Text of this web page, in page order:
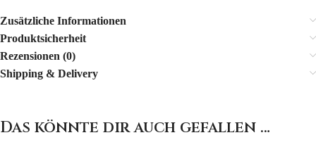
Zusätzliche Informationen
Produktsicherheit
Rezensionen (0)
Shipping & Delivery
Das könnte dir auch gefallen …